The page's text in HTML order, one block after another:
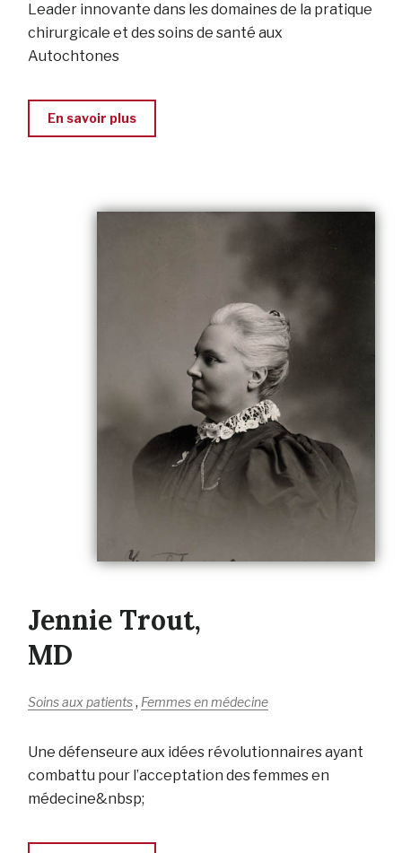
Leader innovante dans les domaines de la pratique
chirurgicale et des soins de santé aux
Autochtones
En savoir plus
Jennie Trout,
MD
Soins aux patients, Femmes en médecine
Une défenseure aux idées révolutionnaires ayant
combattu pour l’acceptation des femmes en
médecine&nbsp;